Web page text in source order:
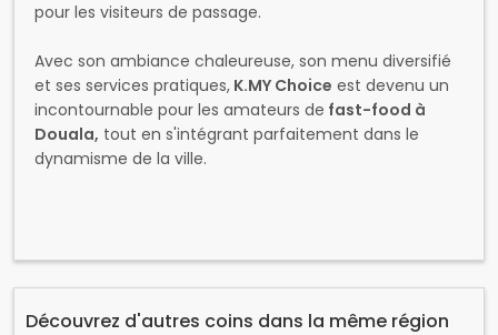
pour les visiteurs de passage.
Avec son ambiance chaleureuse, son menu diversifié
et ses services pratiques, K.MY Choice est devenu un
incontournable pour les amateurs de fast-food à
Douala, tout en s'intégrant parfaitement dans le
dynamisme de la ville.
Découvrez d'autres coins dans la même région